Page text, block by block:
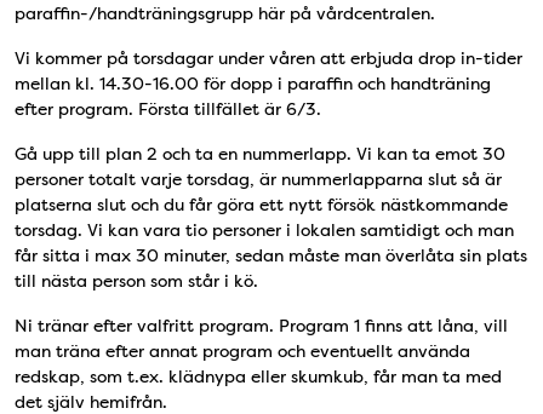
paraffin-/handträningsgrupp här på vårdcentralen.
Vi kommer på torsdagar under våren att erbjuda drop in-tider
mellan kl. 14.30-16.00 för dopp i paraffin och handträning
efter program. Första tillfället är 6/3.
Gå upp till plan 2 och ta en nummerlapp. Vi kan ta emot 30
personer totalt varje torsdag, är nummerlapparna slut så är
platserna slut och du får göra ett nytt försök nästkommande
torsdag. Vi kan vara tio personer i lokalen samtidigt och man
får sitta i max 30 minuter, sedan måste man överlåta sin plats
till nästa person som står i kö.
Ni tränar efter valfritt program. Program 1 finns att låna, vill
man träna efter annat program och eventuellt använda
redskap, som t.ex. klädnypa eller skumkub, får man ta med
det själv hemifrån.